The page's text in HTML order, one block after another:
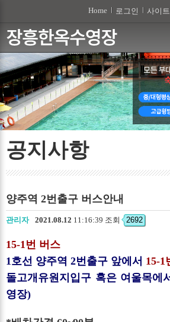
Home 로그인 사이
공지사항
양주역 2번출구 버스안내
관리자 2021.08.12 11:16:39 조회 2692
15-1번 버스
1호선 양주역 2번출구 앞에서 15-1
돌고개유원지입구 혹은 여울목에
영장)